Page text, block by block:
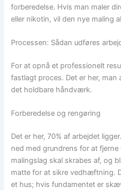
forberedelse. Hvis man maler
eller nikotin, vil den nye maling
Processen: Sådan udføres
For at opnå et professionelt
fastlagt proces. Det er her, man
det holdbare håndværk.
Forberedelse og rengøring
Det er her, 70% af arbejdet
ned med grundrens for at
malingslag skal skrabes af, og
matte for at sikre vedhæftning.
et hus; hvis fundamentet er